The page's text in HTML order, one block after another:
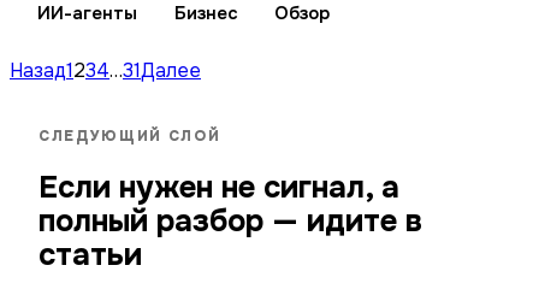
ИИ-агенты Бизнес Обзор
Назад1234…31Далее
СЛЕДУЮЩИЙ СЛОЙ
Если нужен не сигнал, а
полный разбор — идите в
статьи